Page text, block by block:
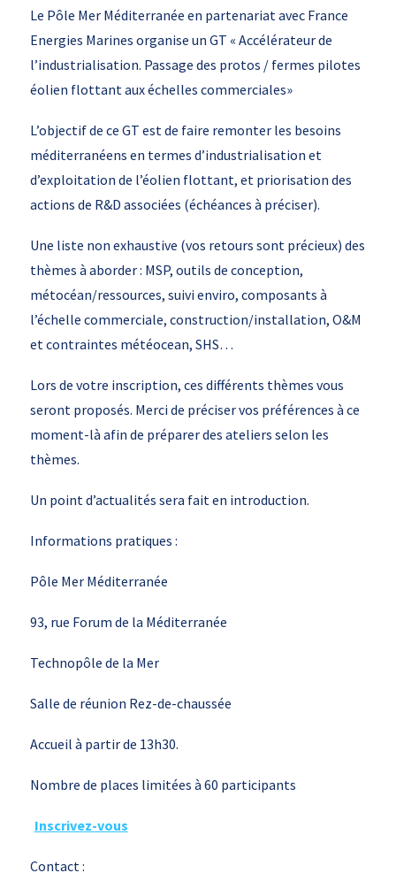
Le Pôle Mer Méditerranée en partenariat avec France
Energies Marines organise un GT « Accélérateur de
l’industrialisation. Passage des protos / fermes pilotes
éolien flottant aux échelles commerciales»
L’objectif de ce GT est de faire remonter les besoins
méditerranéens en termes d’industrialisation et
d’exploitation de l’éolien flottant, et priorisation des
actions de R&D associées (échéances à préciser).
Une liste non exhaustive (vos retours sont précieux) des
thèmes à aborder : MSP, outils de conception,
métocéan/ressources, suivi enviro, composants à
l’échelle commerciale, construction/installation, O&M
et contraintes météocean, SHS…
Lors de votre inscription, ces différents thèmes vous
seront proposés. Merci de préciser vos préférences à ce
moment-là afin de préparer des ateliers selon les
thèmes.
Un point d’actualités sera fait en introduction.
Informations pratiques :
Pôle Mer Méditerranée
93, rue Forum de la Méditerranée
Technopôle de la Mer
Salle de réunion Rez-de-chaussée
Accueil à partir de 13h30.
Nombre de places limitées à 60 participants
Inscrivez-vous
Contact :